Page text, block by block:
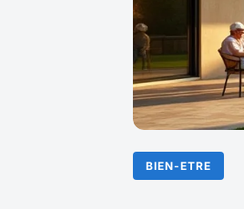
BIEN-ETRE